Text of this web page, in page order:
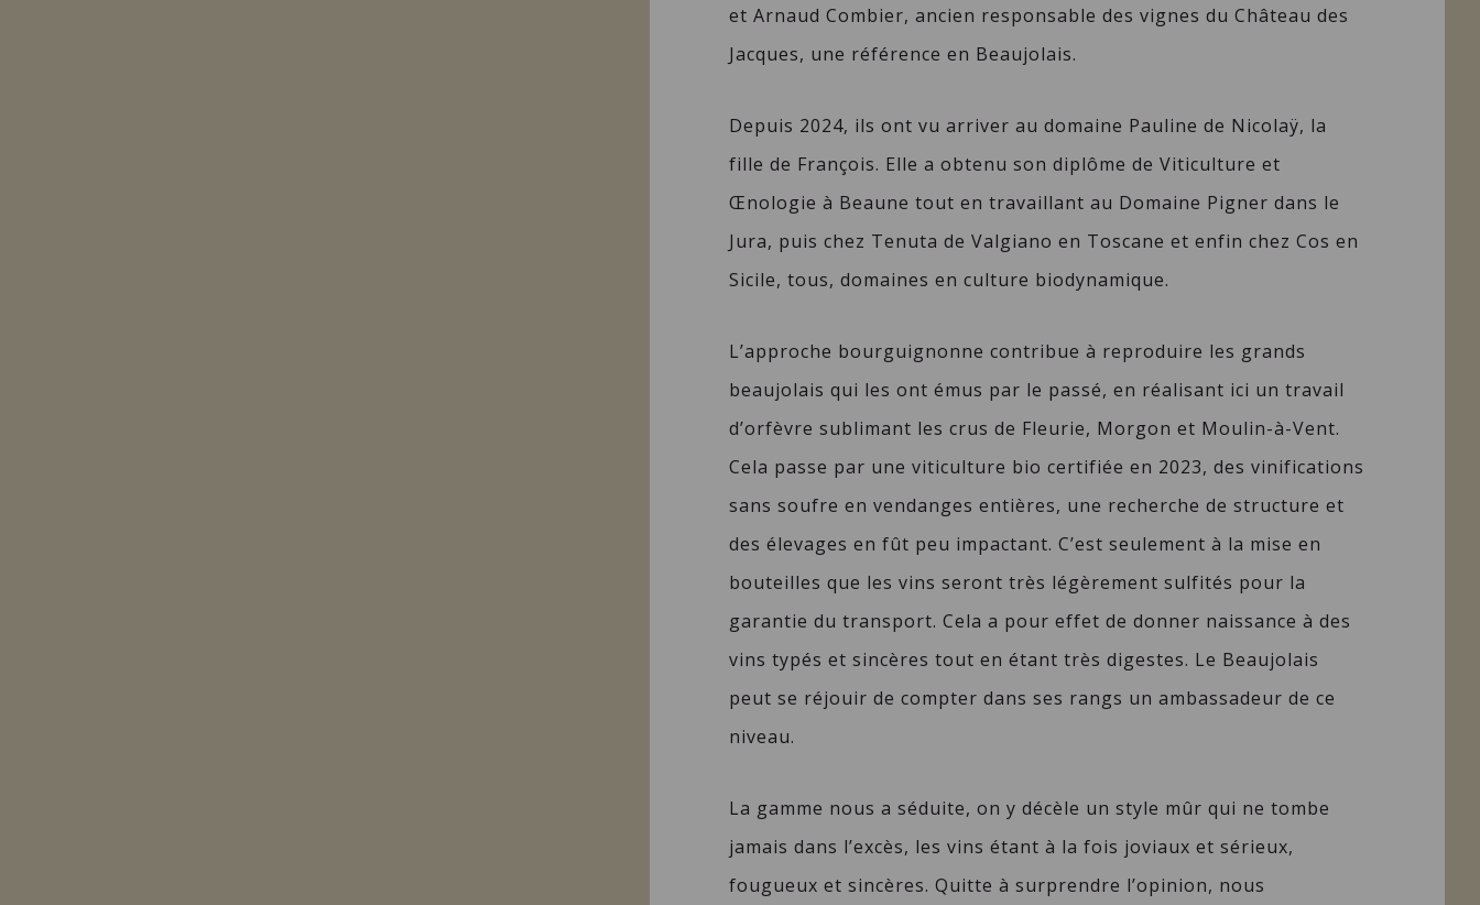
et Arnaud Combier, ancien responsable des vignes du Château des
Jacques, une référence en Beaujolais.
Depuis 2024, ils ont vu arriver au domaine Pauline de Nicolaÿ, la
fille de François. Elle a obtenu son diplôme de Viticulture et
Œnologie à Beaune tout en travaillant au Domaine Pigner dans le
Jura, puis chez Tenuta de Valgiano en Toscane et enfin chez Cos en
Sicile, tous, domaines en culture biodynamique.
L’approche bourguignonne contribue à reproduire les grands
beaujolais qui les ont émus par le passé, en réalisant ici un travail
d’orfèvre sublimant les crus de Fleurie, Morgon et Moulin-à-Vent.
Cela passe par une viticulture bio certifiée en 2023, des vinifications
sans soufre en vendanges entières, une recherche de structure et
des élevages en fût peu impactant. C’est seulement à la mise en
bouteilles que les vins seront très légèrement sulfités pour la
garantie du transport. Cela a pour effet de donner naissance à des
vins typés et sincères tout en étant très digestes. Le Beaujolais
peut se réjouir de compter dans ses rangs un ambassadeur de ce
niveau.
La gamme nous a séduite, on y décèle un style mûr qui ne tombe
jamais dans l’excès, les vins étant à la fois joviaux et sérieux,
fougueux et sincères. Quitte à surprendre l’opinion, nous